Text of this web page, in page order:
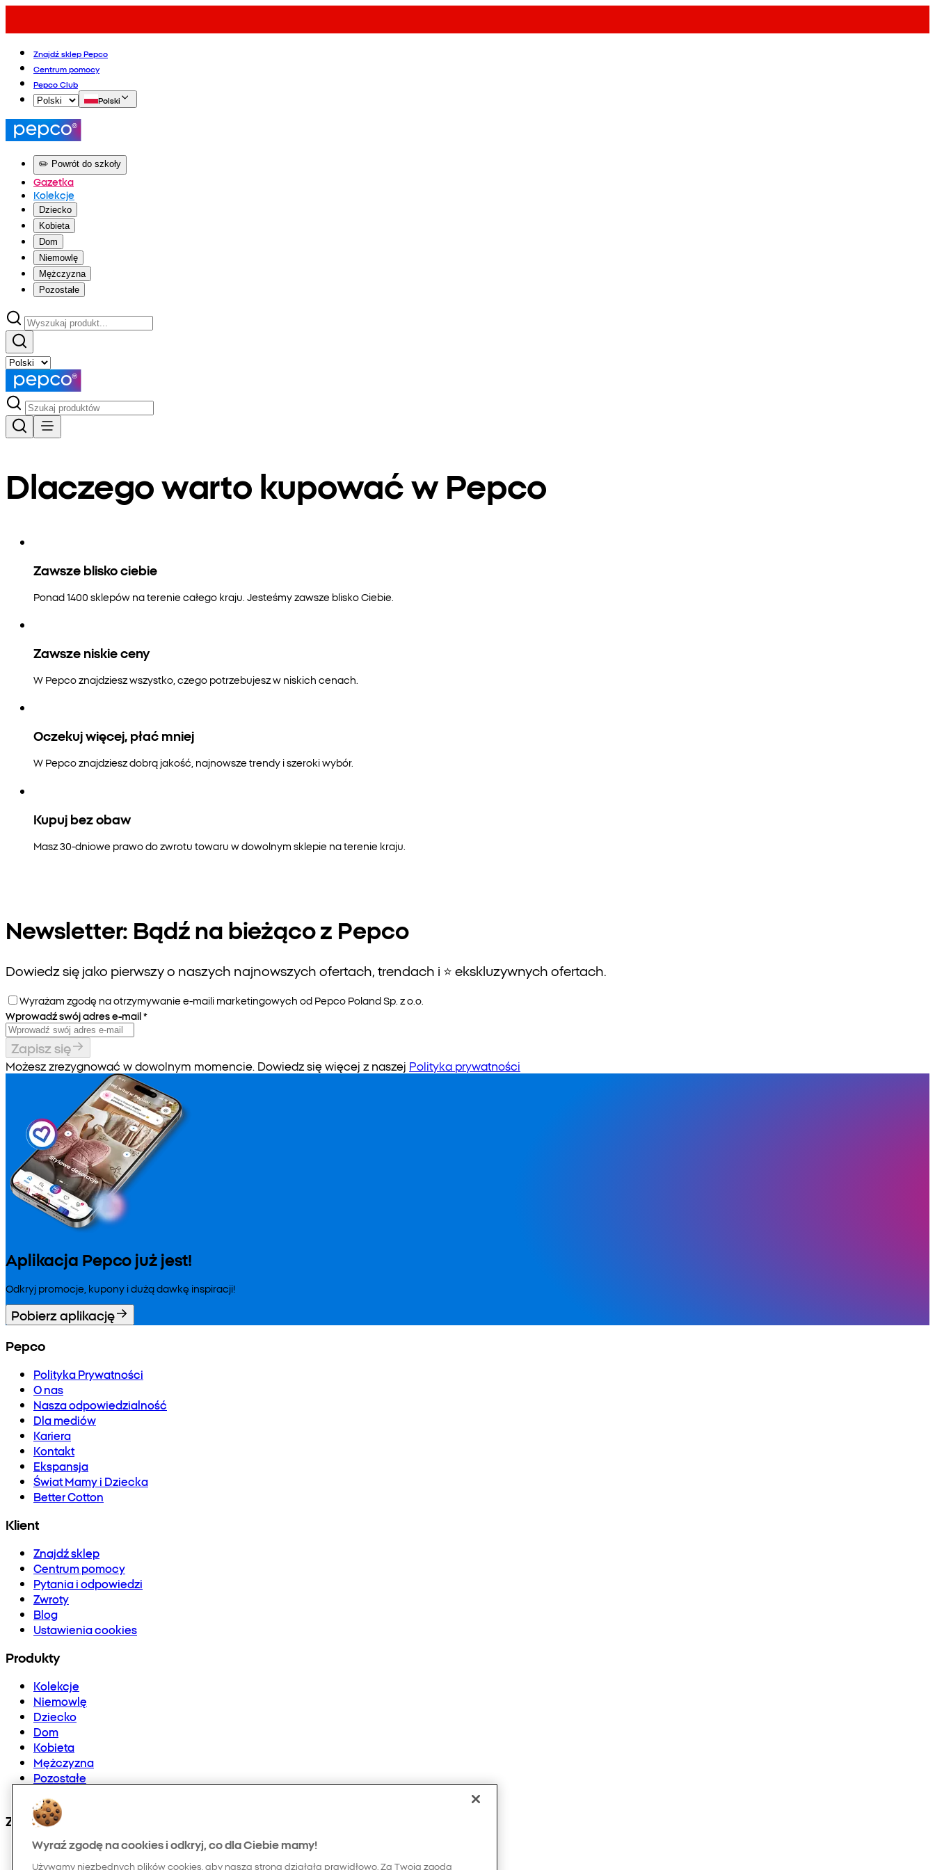
Znajdź sklep Pepco
Centrum pomocy
Pepco Club
Polski
✏️ Powrót do szkoły
Gazetka
Kolekcje
Dziecko
Kobieta
Dom
Niemowlę
Mężczyzna
Pozostałe
Dlaczego warto kupować w Pepco
Zawsze blisko ciebie
Ponad 1400 sklepów na terenie całego kraju. Jesteśmy zawsze blisko Ciebie.
Zawsze niskie ceny
W Pepco znajdziesz wszystko, czego potrzebujesz w niskich cenach.
Oczekuj więcej, płać mniej
W Pepco znajdziesz dobrą jakość, najnowsze trendy i szeroki wybór.
Kupuj bez obaw
Masz 30-dniowe prawo do zwrotu towaru w dowolnym sklepie na terenie kraju.
Newsletter: Bądź na bieżąco z Pepco
Dowiedz się jako pierwszy o naszych najnowszych ofertach, trendach i ⭐️ ekskluzywnych ofertach.
Wyrażam zgodę na otrzymywanie e-maili marketingowych od Pepco Poland Sp. z o.o.
Wprowadź swój adres e-mail*
Zapisz się
Możesz zrezygnować w dowolnym momencie. Dowiedz się więcej z naszej Polityka prywatności
Aplikacja Pepco już jest!
Odkryj promocje, kupony i dużą dawkę inspiracji!
Pobierz aplikację
Pepco
Polityka Prywatności
O nas
Nasza odpowiedzialność
Dla mediów
Kariera
Kontakt
Ekspansja
Świat Mamy i Dziecka
Better Cotton
Klient
Znajdź sklep
Centrum pomocy
Pytania i odpowiedzi
Zwroty
Blog
Ustawienia cookies
Produkty
Kolekcje
Niemowlę
Dziecko
Dom
Kobieta
Mężczyzna
Pozostałe
Znajdź nas na:
Wyraź zgodę na cookies i odkryj, co dla Ciebie mamy!
Używamy niezbędnych plików cookies, aby nasza strona działała prawidłowo. Za Twoją zgodą